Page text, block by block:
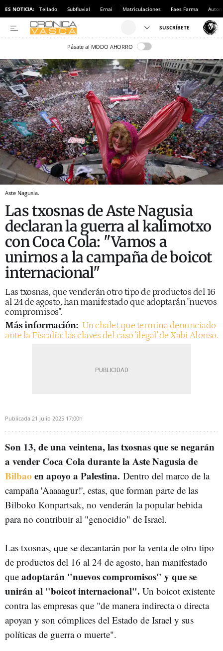
ES NOTICIA: Tellado Subfluvial Ernai Matriculaciones Faes Farma
Pásate al MODO AHORRO
Aste Nagusia.
Las txosnas de Aste Nagusia
declaran la guerra al kalimotxo
con Coca Cola: "Vamos a
unirnos a la campaña de boicot
internacional"
Las txosnas, que venderán otro tipo de productos del 16
al 24 de agosto, han manifestado que adoptarán "nuevos
compromisos".
Más información: Un chalet que termina denunciado
ante la Fiscalía: las claves del caso 'ilegal' de Xabi Alonso.
Publicada 21 julio 2025 17:00h
Son 13, de una veintena, las txosnas que se negarán
a vender Coca Cola durante la Aste Nagusia de
Bilbao en apoyo a Palestina. Dentro del marco de la
campaña 'Aaaaagur!', estas, que forman parte de las
Bilboko Konpartsak, no venderán la popular bebida
para no contribuir al "genocidio" de Israel.
Las txosnas, que se decantarán por la venta de otro tipo
de productos del 16 al 24 de agosto, han manifestado
que adoptarán "nuevos compromisos" y que se
unirán al "boicot internacional". Un boicot existente
contra las empresas que "de manera indirecta o directa
apoyan y son cómplices del Estado de Israel y sus
políticas de guerra o muerte".